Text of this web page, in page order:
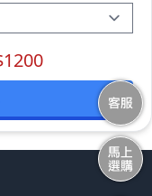
1200